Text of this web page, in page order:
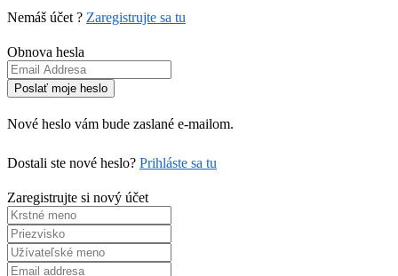
Nemáš účet ? Zaregistrujte sa tu
Obnova hesla
Nové heslo vám bude zaslané e-mailom.
Dostali ste nové heslo? Prihláste sa tu
Zaregistrujte si nový účet